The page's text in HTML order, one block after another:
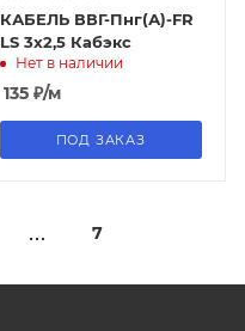
КАБЕЛЬ ВВГ-Пнг(А)-FR
LS 3х2,5 Кабэкс
Нет в наличии
135₽/м
ПОД ЗАКАЗ
7